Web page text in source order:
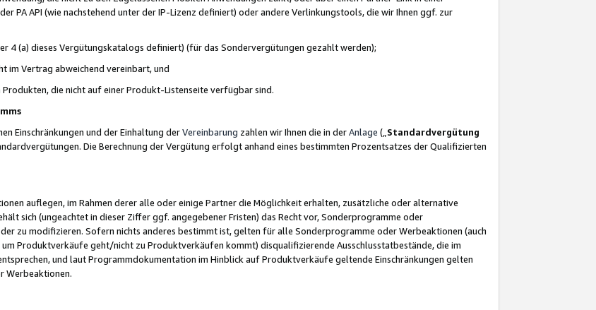
PA API (wie nachstehend unter der IP-Lizenz definiert) oder andere Verlinkungstools, die wir Ihnen ggf. zur
4 (a) dieses Vergütungskatalogs definiert) (für das Sondervergütungen gezahlt werden);
im Vertrag abweichend vereinbart, und
die nicht auf einer Produkt-Listenseite verfügbar sind.
Einschränkungen und der Einhaltung derVereinbarung zahlen wir Ihnen die in derAnlage („ Standardvergütung
Die Berechnung der Vergütung erfolgt anhand eines bestimmten Prozentsatzes der Qualifizierten
auflegen, im Rahmen derer alle oder einige Partner die Möglichkeit erhalten, zusätzliche oder alternative
sich (ungeachtet in dieser Ziffer ggf. angegebener Fristen) das Recht vor, Sonderprogramme oder
zu modifizieren. Sofern nichts anderes bestimmt ist, gelten für alle Sonderprogramme oder Werbeaktionen (auch
Produktverkäufe geht/nicht zu Produktverkäufen kommt) disqualifizierende Ausschlusstatbestände, die im
und laut Programmdokumentation im Hinblick auf Produktverkäufe geltende Einschränkungen gelten
Werbeaktionen.